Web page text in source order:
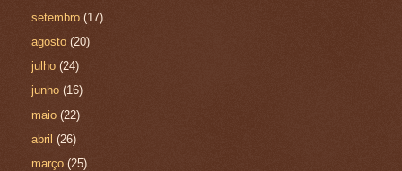
setembro(17)
agosto(20)
julho(24)
junho(16)
maio(22)
abril(26)
março(25)